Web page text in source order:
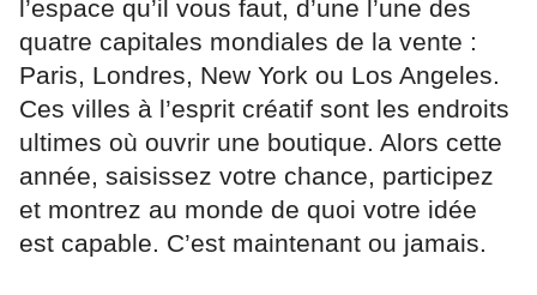
l’espace qu’il vous faut, d’une l’une des
quatre capitales mondiales de la vente :
Paris, Londres, New York ou Los Angeles.
Ces villes à l’esprit créatif sont les endroits
ultimes où ouvrir une boutique. Alors cette
année, saisissez votre chance, participez
et montrez au monde de quoi votre idée
est capable. C’est maintenant ou jamais.